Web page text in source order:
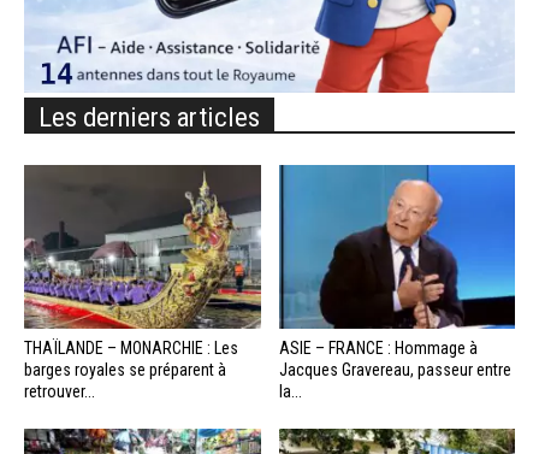
Les derniers articles
THAÏLANDE – MONARCHIE : Les
barges royales se préparent à
retrouver...
ASIE – FRANCE : Hommage à
Jacques Gravereau, passeur entre
la...